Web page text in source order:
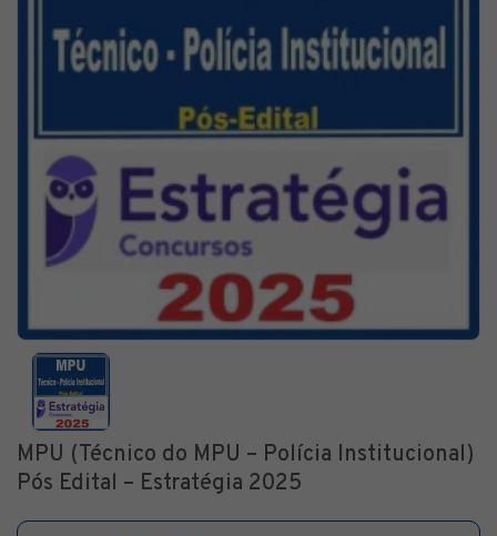
MPU (Técnico do MPU – Polícia Institucional)
Pós Edital – Estratégia 2025